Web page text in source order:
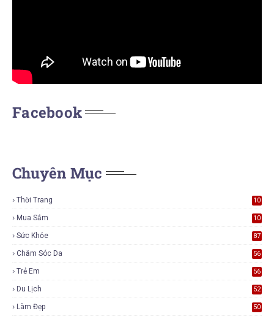
Facebook
Chuyên Mục
Thời Trang
10
Mua Sắm
10
Sức Khỏe 87
Chăm Sóc Da 56
Trẻ Em 56
Du Lịch 52
Làm Đẹp 50